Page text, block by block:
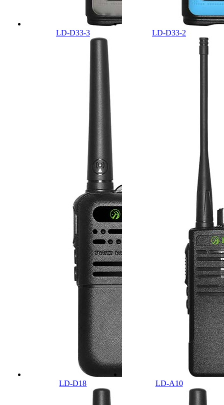
LD-D33-3 LD-D33-2
LD-D18 LD-A10